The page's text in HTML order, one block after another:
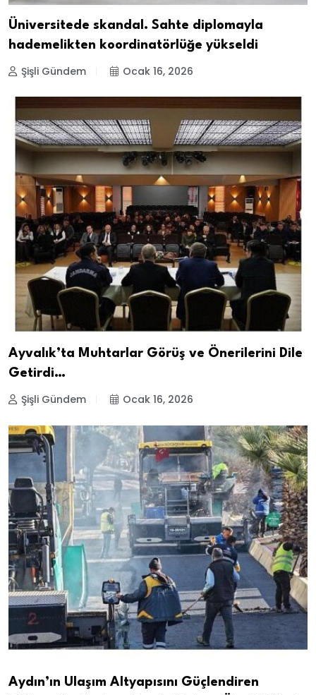
Üniversitede skandal. Sahte diplomayla
hademelikten koordinatörlüğe yükseldi
Şişli Gündem Ocak 16, 2026
Ayvalık’ta Muhtarlar Görüş ve Önerilerini Dile
Getirdi…
Şişli Gündem Ocak 16, 2026
Aydın’ın Ulaşım Altyapısını Güçlendiren